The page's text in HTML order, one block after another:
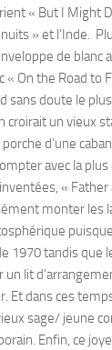
« But I Might
» et l’Inde.
de blanc
« On the Road
sans doute le
croirait un vieux
d’une
avec la
« Father
monter les
1970 tandis que
un lit
Et dans ces
sage/ jeune
Enfin, ce